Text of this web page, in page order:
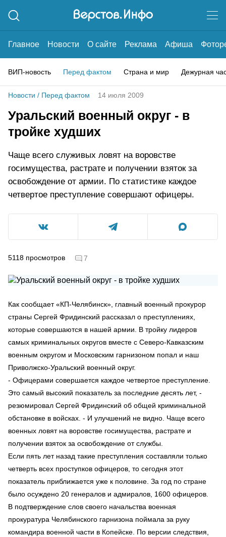
Главное Новости О сайте Реклама Афиша
ВИП-новость Перед фактом Страна и мир Дежурная
Новости / Перед фактом 14 июля 2009
Уральский военный округ - в
тройке худших
Чаще всего служивых ловят на воровстве
госимущества, растрате и получении взяток за
освобождение от армии. По статистике каждое
четвертое преступление совершают офицеры.
5118 просмотров 7
Как сообщает «КП-Челябинск», главный военный прокурор
страны Сергей Фридинский рассказал о преступлениях,
которые совершаются в нашей армии. В тройку лидеров
самых криминальных округов вместе с Северо-Кавказским
военным округом и Московским гарнизоном попал и наш
Приволжско-Уральский военный округ.
- Офицерами совершается каждое четвертое преступление.
Это самый высокий показатель за последние десять лет, -
резюмировал Сергей Фридинский об общей криминальной
обстановке в войсках. - И улучшений не видно. Чаще всего
военных ловят на воровстве госимущества, растрате и
получении взяток за освобождение от службы.
Если пять лет назад такие преступления составляли только
четверть всех проступков офицеров, то сегодня этот
показатель приближается уже к половине. За год по стране
было осуждено 20 генералов и адмиралов, 1600 офицеров.
В подтверждение слов своего начальства военная
прокуратура Челябинского гарнизона поймала за руку
командира военной части в Копейске. По версии следствия,